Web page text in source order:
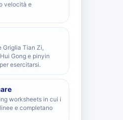
velocità e
Griglia Tian Zi,
Gong e pinyin
esercitarsi.
worksheets in cui i
e completano